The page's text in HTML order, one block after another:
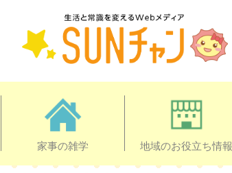
家事の雑学 地域のお役立ち情報